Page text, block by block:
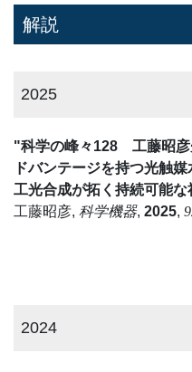
解説
2025
"科学の峰々128 工藤昭
ドバンテージを持つ光触
工光合成が拓く持続可能
工藤昭彦, 科学機器, 2025,
2024